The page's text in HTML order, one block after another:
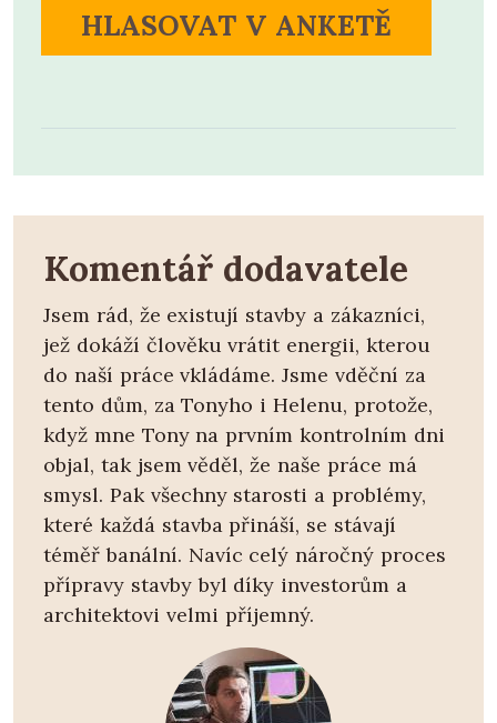
HLASOVAT V ANKETĚ
Komentář dodavatele
Jsem rád, že existují stavby a zákazníci,
jež dokáží člověku vrátit energii, kterou
do naší práce vkládáme. Jsme vděční za
tento dům, za Tonyho i Helenu, protože,
když mne Tony na prvním kontrolním dni
objal, tak jsem věděl, že naše práce má
smysl. Pak všechny starosti a problémy,
které každá stavba přináší, se stávají
téměř banální. Navíc celý náročný proces
přípravy stavby byl díky investorům a
architektovi velmi příjemný.